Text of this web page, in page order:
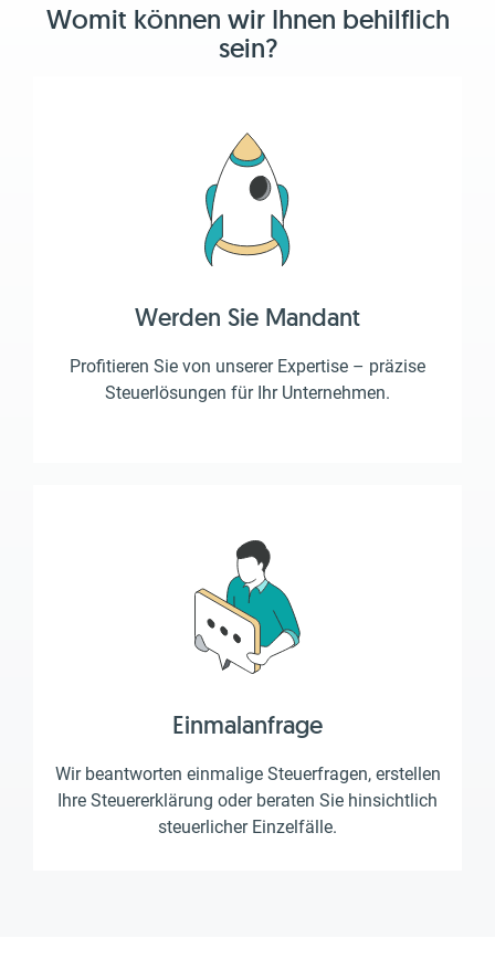
Womit können wir Ihnen behilflich
sein?
Werden Sie Mandant
Profitieren Sie von unserer Expertise – präzise
Steuerlösungen für Ihr Unternehmen.
Einmalanfrage
Wir beantworten einmalige Steuerfragen, erstellen
Ihre Steuererklärung oder beraten Sie hinsichtlich
steuerlicher Einzelfälle.